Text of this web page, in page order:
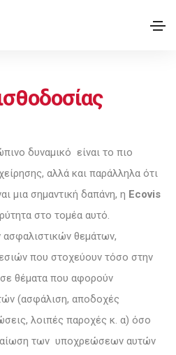
δυναμικό είναι το πιο
αλλά και παράλληλα ότι
μια σημαντική δαπάνη, η Ecovis
στο τομέα αυτό.
θεμάτων,
που στοχεύουν τόσο στην
θέματα που αφορούν
(ασφάλιση, αποδοχές
λοιπές παροχές κ. α) όσο
των υποχρεώσεων αυτών